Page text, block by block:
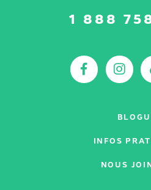
1 888
INFOS
NOUS